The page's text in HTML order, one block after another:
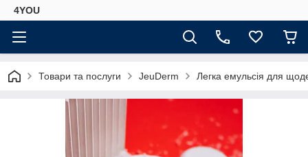
4YOU
Товари та послуги JeuDerm Легка емульсія для